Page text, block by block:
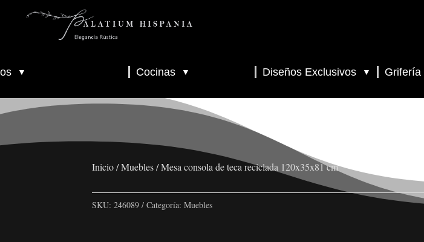
▼
▼
Cocinas ▼ Diseños Exclusivos ▼ Grifería
Inicio/Muebles/ Mesa consola de teca reciclada 120x35x81 cm
SKU: 246089 Categoría: Muebles